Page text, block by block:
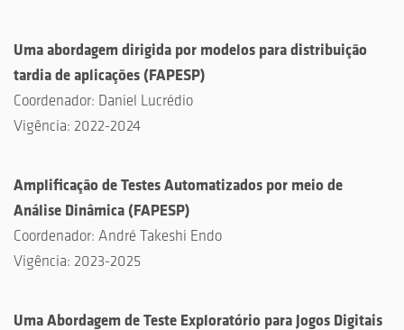
Uma abordagem dirigida por modelos para distribuição
tardia de aplicações ( FAPESP)
Coordenador: Daniel Lucrédio
Vigência: 2022-2024
Amplificação de Testes Automatizados por meio de
Análise Dinâmica ( FAPESP)
Coordenador: André Takeshi Endo
Vigência: 2023-2025
Uma Abordagem de Teste Exploratório para Jogos Digitais